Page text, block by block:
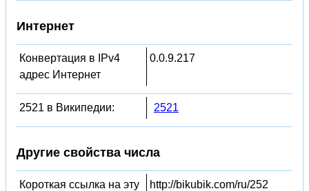
Интернет
Конвертация в IPv4
адрес Интернет
0.0.9.217
2521 в Википедии: 2521
Другие свойства числа
Короткая ссылка на эту
http://bikubik.com/ru/252